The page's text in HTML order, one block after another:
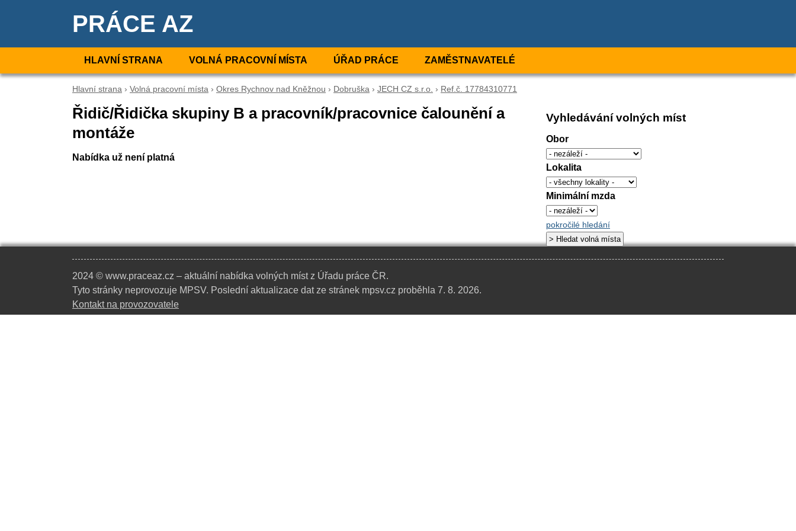
PRÁCE AZ
HLAVNÍ STRANA VOLNÁ PRACOVNÍ MÍSTA ÚŘAD PRÁCE ZAMĚSTNAVATELÉ
Hlavní strana › Volná pracovní místa › Okres Rychnov nad Kněžnou › Dobruška › JECH CZ s.r.o. › Ref.č. 17784310771
Řidič/Řidička skupiny B a pracovník/pracovnice čalounění a
montáže
Nabídka už není platná
Vyhledávání volných míst
Obor
Lokalita
Minimální mzda
pokročilé hledání
2024 © www.praceaz.cz – aktuální nabídka volných míst z Úřadu práce ČR.
Tyto stránky neprovozuje MPSV. Poslední aktualizace dat ze stránek mpsv.cz proběhla 7. 8. 2026.
Kontakt na provozovatele